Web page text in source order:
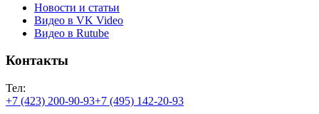
Новости и статьи
Видео в VK Video
Видео в Rutube
Контакты
Тел:
+7 (423) 200-90-93+7 (495) 142-20-93